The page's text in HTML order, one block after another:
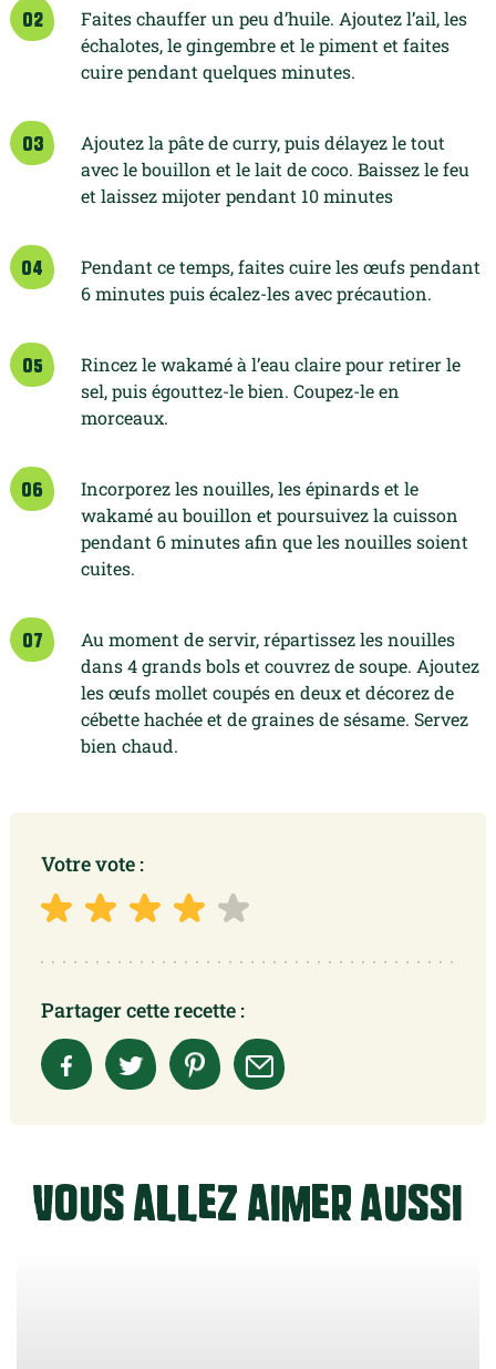
02
Faites chauffer un peu d’huile. Ajoutez l’ail, les
échalotes, le gingembre et le piment et faites
cuire pendant quelques minutes.
03
Ajoutez la pâte de curry, puis délayez le tout
avec le bouillon et le lait de coco. Baissez le feu
et laissez mijoter pendant 10 minutes
04
Pendant ce temps, faites cuire les œufs pendant
6 minutes puis écalez-les avec précaution.
05
Rincez le wakamé à l’eau claire pour retirer le
sel, puis égouttez-le bien. Coupez-le en
morceaux.
06
Incorporez les nouilles, les épinards et le
wakamé au bouillon et poursuivez la cuisson
pendant 6 minutes afin que les nouilles soient
cuites.
07
Au moment de servir, répartissez les nouilles
dans 4 grands bols et couvrez de soupe. Ajoutez
les œufs mollet coupés en deux et décorez de
cébette hachée et de graines de sésame. Servez
bien chaud.
Votre vote :
Partager cette recette :
Vous allez aimer aussi